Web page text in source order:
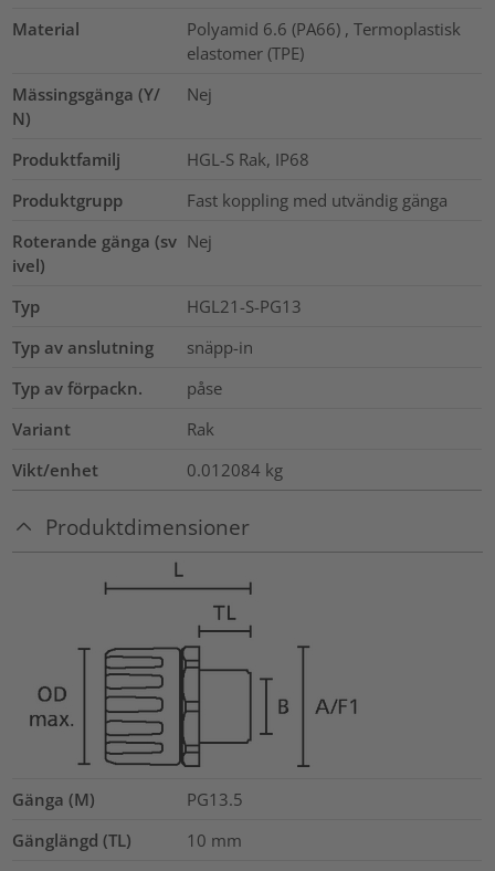
Material
Polyamid 6.6 (PA66) , Termoplastisk
elastomer (TPE)
Mässingsgänga (Y/
N)
Nej
Produktfamilj
HGL-S Rak, IP68
Produktgrupp
Fast koppling med utvändig gänga
Roterande gänga (sv
ivel)
Nej
Typ
HGL21-S-PG13
Typ av anslutning
snäpp-in
Typ av förpackn.
påse
Variant
Rak
Vikt/enhet
0.012084 kg
Produktdimensioner
Gänga (M)
PG13.5
Gänglängd (TL)
10 mm